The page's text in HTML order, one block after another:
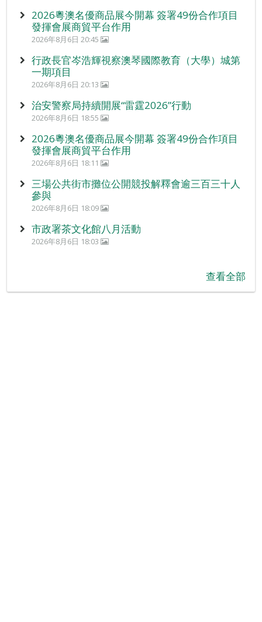
2026粵澳名優商品展今開幕 簽署49份合作項目
發揮會展商貿平台作用
2026年8月6日 20:45
行政長官岑浩輝視察澳琴國際教育（大學）城第
一期項目
2026年8月6日 20:13
治安警察局持續開展“雷霆2026”行動
2026年8月6日 18:55
2026粵澳名優商品展今開幕 簽署49份合作項目
發揮會展商貿平台作用
2026年8月6日 18:11
三場公共街市攤位公開競投解釋會逾三百三十人
參與
2026年8月6日 18:09
市政署茶文化館八月活動
2026年8月6日 18:03
查看全部